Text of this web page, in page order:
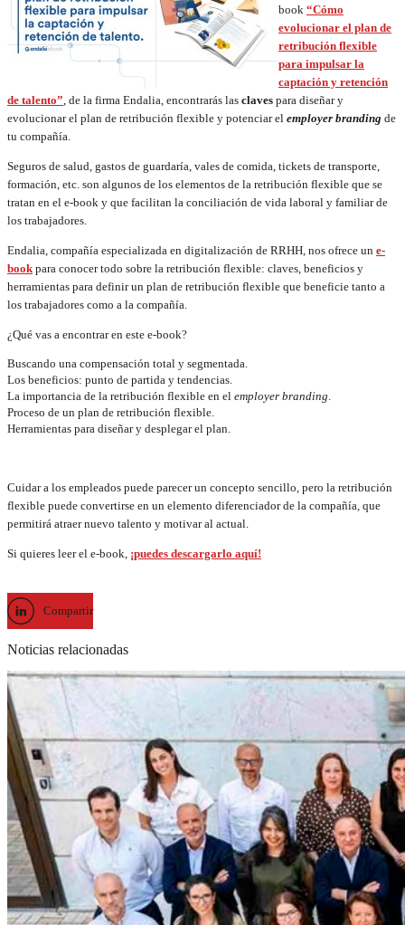
book “Cómo
evolucionar el plan de
retribución flexible
para impulsar la
captación y retención
de talento”, de la firma Endalia, encontrarás las claves para diseñar y
evolucionar el plan de retribución flexible y potenciar el employer branding de
tu compañía.
Seguros de salud, gastos de guardaría, vales de comida, tickets de transporte,
formación, etc. son algunos de los elementos de la retribución flexible que se
tratan en el e-book y que facilitan la conciliación de vida laboral y familiar de
los trabajadores.
Endalia, compañía especializada en digitalización de RRHH, nos ofrece un e-
book para conocer todo sobre la retribución flexible: claves, beneficios y
herramientas para definir un plan de retribución flexible que beneficie tanto a
los trabajadores como a la compañía.
¿Qué vas a encontrar en este e-book?
Buscando una compensación total y segmentada.
Los beneficios: punto de partida y tendencias.
La importancia de la retribución flexible en el employer branding.
Proceso de un plan de retribución flexible.
Herramientas para diseñar y desplegar el plan.
Cuidar a los empleados puede parecer un concepto sencillo, pero la retribución
flexible puede convertirse en un elemento diferenciador de la compañía, que
permitirá atraer nuevo talento y motivar al actual.
Si quieres leer el e-book, ¡puedes descargarlo aquí!
Compartir
Noticias relacionadas